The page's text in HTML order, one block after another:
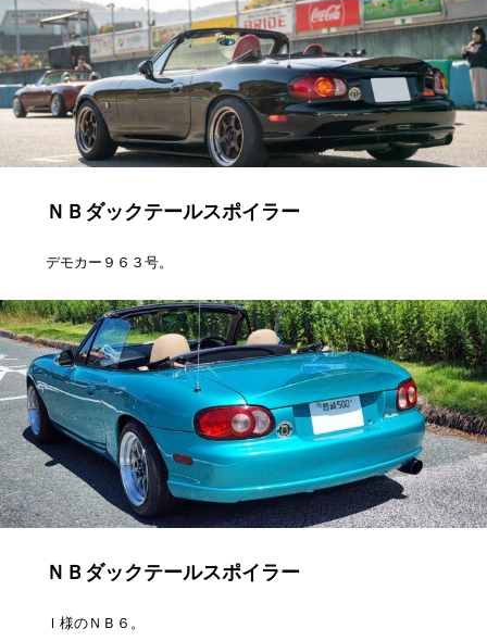
ＮＢダックテールスポイラー
デモカー９６３号。
ＮＢダックテールスポイラー
Ｉ様のＮＢ６。